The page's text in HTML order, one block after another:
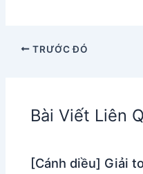
TRƯỚC ĐÓ
Bài Viết Liên
[Cánh diều] Giải